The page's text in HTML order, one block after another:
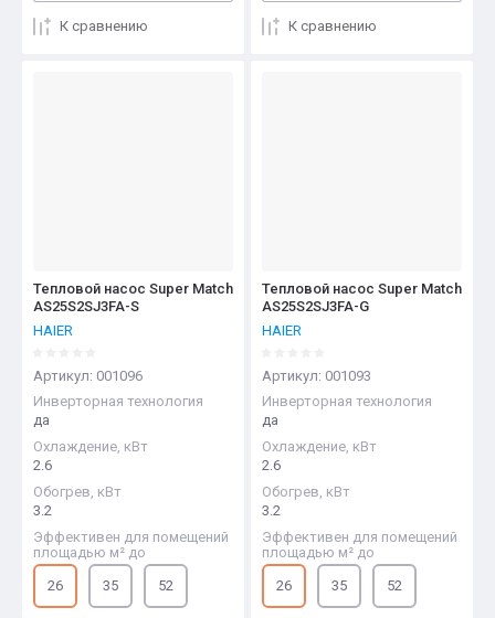
К сравнению К сравнению
Тепловой насос Super Match
AS25S2SJ3FA-S
HAIER
Артикул: 001096
Инверторная технология
да
Охлаждение, кВт
2.6
Обогрев, кВт
3.2
Эффективен для помещений
площадью м² до
26
35 52
Тепловой насос Super Match
AS25S2SJ3FA-G
HAIER
Артикул: 001093
Инверторная технология
да
Охлаждение, кВт
2.6
Обогрев, кВт
3.2
Эффективен для помещений
площадью м² до
26
35 52